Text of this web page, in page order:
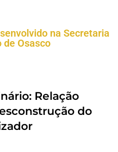
na Secretaria
de Osasco
Relação
do